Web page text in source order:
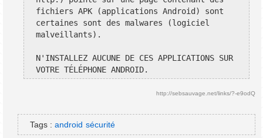
fichiers APK (applications Android) sont
certaines sont des malwares (logiciel
malveillants).
N'INSTALLEZ AUCUNE DE CES APPLICATIONS SUR
VOTRE TÉLÉPHONE ANDROID.
http://sebsauvage.net/links/?-e9odQ
Tags :android sécurité